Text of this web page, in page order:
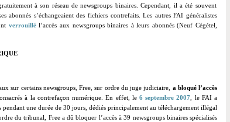
à son réseau de newsgroups binaires. Cependant, il a été souvent
abonnés s’échangeaient des fichiers contrefaits. Les autres FAI généralistes
verrouillé l’accès aux newsgroups binaires à leurs abonnés(Neuf Cégétel,
sur certains newsgroups, Free, sur ordre du juge judiciaire, a bloqué l’accès
à la contrefaçon numérique. En effet, le 6 septembre 2007 , le FAI a
pendant une durée de 30 jours, dédiés principalement au téléchargement illégal
du tribunal, Free a dû bloquer l’accès à 39 newsgroups binaires spécialisés